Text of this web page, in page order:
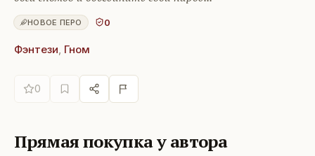
НОВОЕ ПЕРО 0
Фэнтези Гном
0
Прямая покупка у автора